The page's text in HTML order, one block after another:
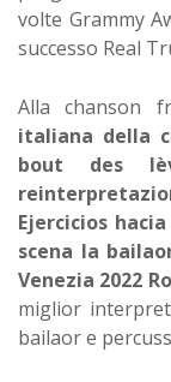
volte Grammy
successo Real
Alla chanson
italiana della
bout des
Ejercicios
scena la
Venezia 2022
miglior
bailaor e